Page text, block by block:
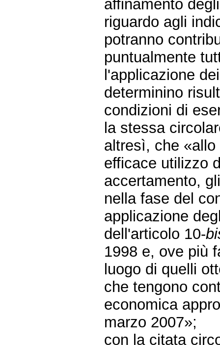
affinamento
riguardo agli
potranno
puntualmente
l'applicazione
determinino
condizioni di
la stessa
altresì, che
efficace utilizzo
accertamento,
nella fase del
applicazione
dell'articolo 10-
1998 e, ove più
luogo di quelli
che tengono
economica
marzo 2007»;
con la citata